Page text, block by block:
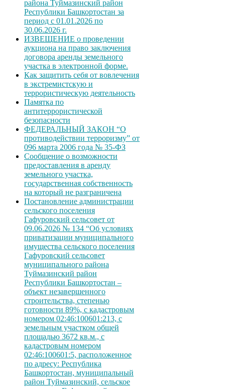
района Туймазинский район
Республики Башкортостан за
период с 01.01.2026 по
30.06.2026 г.
ИЗВЕЩЕНИЕ о проведении
аукциона на право заключения
договора аренды земельного
участка в электронной форме.
Как защитить себя от вовлечения
в экстремистскую и
террористическую деятельность
Памятка по
антитеррористической
безопасности
ФЕДЕРАЛЬНЫЙ ЗАКОН “О
противодействии терроризму” от
096 марта 2006 года № 35-ФЗ
Сообщение о возможности
предоставления в аренду
земельного участка,
государственная собственность
на который не разграничена
Постановление администрации
сельского поселения
Гафуровский сельсовет от
09.06.2026 № 134 “Об условиях
приватизации муниципального
имущества сельского поселения
Гафуровский сельсовет
муниципального района
Туймазинский район
Республики Башкортостан –
объект незавершенного
строительства, степенью
готовности 89%, с кадастровым
номером 02:46:100601:213, с
земельным участком общей
площадью 3672 кв.м., с
кадастровым номером
02:46:100601:5, расположенное
по адресу: Республика
Башкортостан, муниципальный
район Туймазинский, сельское